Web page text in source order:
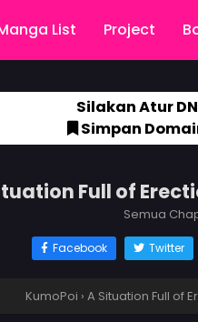
List Project
Silakan Atur
Simpan
Full of
Semua
Facebook Twitter
KumoPoi › A Situation Full of